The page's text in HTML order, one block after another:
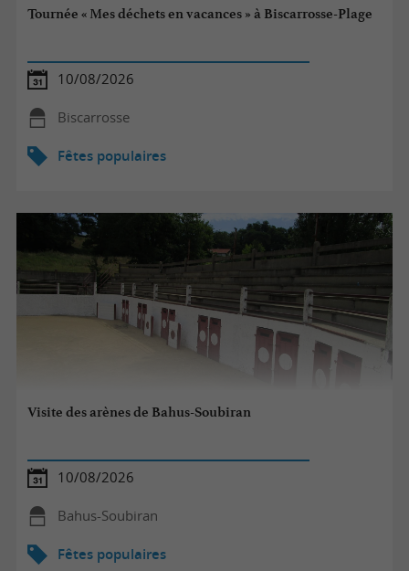
Tournée « Mes déchets en vacances » à Biscarrosse-Plage
10/08/2026
Biscarrosse
Fêtes populaires
Visite des arènes de Bahus-Soubiran
10/08/2026
Bahus-Soubiran
Fêtes populaires